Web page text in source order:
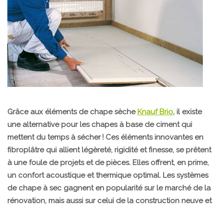
Grâce aux éléments de chape sèche Knauf Brio, il existe
une alternative pour les chapes à base de ciment qui
mettent du temps à sécher ! Ces éléments innovantes en
fibroplâtre qui allient légèreté, rigidité et finesse, se prêtent
à une foule de projets et de pièces. Elles offrent, en prime,
un confort acoustique et thermique optimal. Les systèmes
de chape à sec gagnent en popularité sur le marché de la
rénovation, mais aussi sur celui de la construction neuve et